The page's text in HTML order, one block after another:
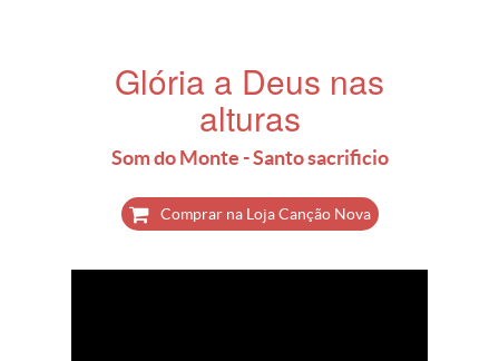
Glória a Deus nas
alturas
Som do Monte - Santo sacrificio
Comprar na Loja Canção Nova